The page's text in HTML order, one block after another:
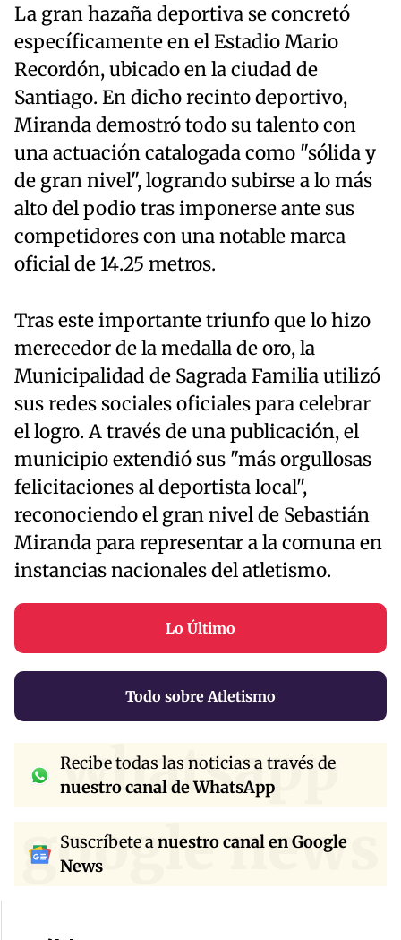
La gran hazaña deportiva se concretó
específicamente en el Estadio Mario
Recordón, ubicado en la ciudad de
Santiago. En dicho recinto deportivo,
Miranda demostró todo su talento con
una actuación catalogada como "sólida y
de gran nivel", logrando subirse a lo más
alto del podio tras imponerse ante sus
competidores con una notable marca
oficial de 14.25 metros.
Tras este importante triunfo que lo hizo
merecedor de la medalla de oro, la
Municipalidad de Sagrada Familia utilizó
sus redes sociales oficiales para celebrar
el logro. A través de una publicación, el
municipio extendió sus "más orgullosas
felicitaciones al deportista local",
reconociendo el gran nivel de Sebastián
Miranda para representar a la comuna en
instancias nacionales del atletismo.
Lo Último
Todo sobre Atletismo
whatsapp
Recibe todas las noticias a través de
nuestro canal de WhatsApp
google news
Suscríbete anuestro canal en Google
News